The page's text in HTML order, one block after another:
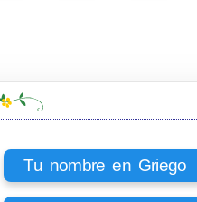
Tu nombre en Griego